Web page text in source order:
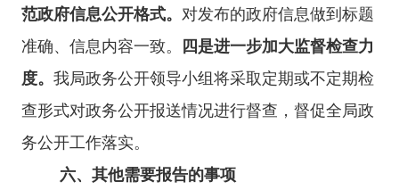
范政府信息公开格式。 对发布的政府信息做到标题
准确、信息内容一致。
四是进一步加大监督检查力
度。 我局政务公开领导小组将采取定期或不定期检
查形式对政务公开报送情况进行督查，督促全局政
务公开工作落实。
六、其他需要报告的事项